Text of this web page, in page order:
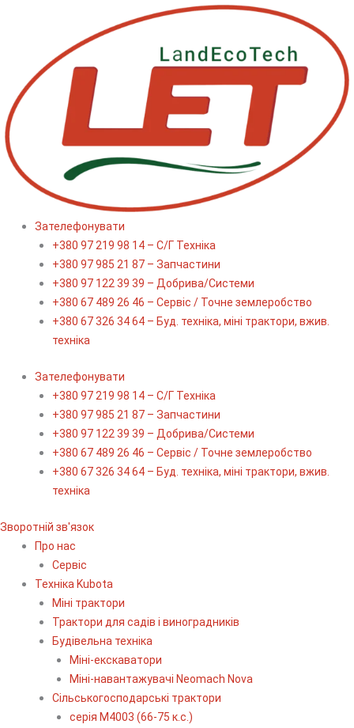
Зателефонувати
+380 97 219 98 14 – С/Г Техніка
+380 97 985 21 87 – Запчастини
+380 97 122 39 39 – Добрива/Cистеми
+380 67 489 26 46 – Сервіс / Точне землеробство
+380 67 326 34 64 – Буд. техніка, міні трактори, вжив.
техніка
Зателефонувати
+380 97 219 98 14 – С/Г Техніка
+380 97 985 21 87 – Запчастини
+380 97 122 39 39 – Добрива/Cистеми
+380 67 489 26 46 – Сервіс / Точне землеробство
+380 67 326 34 64 – Буд. техніка, міні трактори, вжив.
техніка
Зворотній зв'язок
Про нас
Сервіс
Технiка Kubota
Міні трактори
Трактори для садів і виноградників
Будівельна техніка
Міні-екскаватори
Міні-навантажувачі Neomach Nova
Сільськогосподарські трактори
серія М4003 (66-75 к.с.)